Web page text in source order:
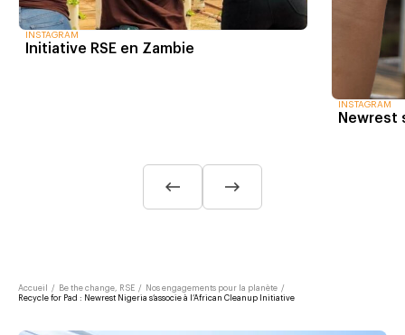
INSTAGRAM
Initiative RSE en Zambie
INSTAGRAM
Newrest
Accueil / Be the change, RSE / Nos engagements pour la planète /
Recycle for Pad : Newrest Nigeria s’associe à l’African Cleanup Initiative